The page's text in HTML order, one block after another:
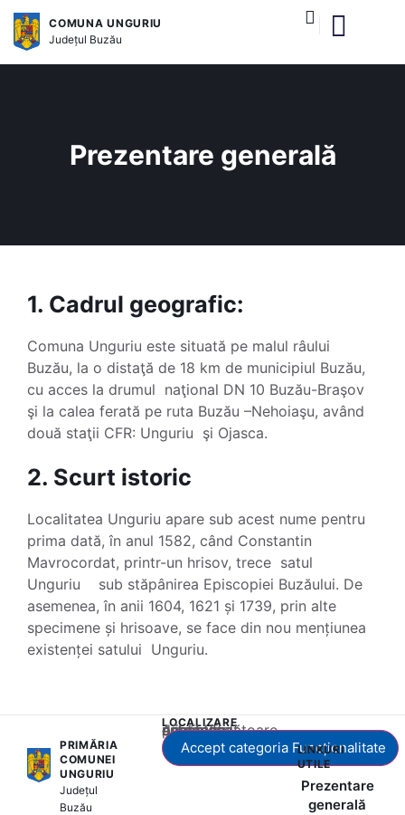
COMUNA UNGURIU
Județul Buzău
Prezentare generală
1. Cadrul geografic:
Comuna Unguriu este situată pe malul râului
Buzău, la o distaţă de 18 km de municipiul Buzău,
cu acces la drumul naţional DN 10 Buzău-Braşov
şi la calea ferată pe ruta Buzău –Nehoiaşu, având
două staţii CFR: Unguriu şi Ojasca.
2. Scurt istoric
Localitatea Unguriu apare sub acest nume pentru
prima dată, în anul 1582, când Constantin
Mavrocordat, printr-un hrisov, trece satul
Unguriu sub stăpânirea Episcopiei Buzăului. De
asemenea, în anii 1604, 1621 și 1739, prin alte
specimene și hrisoave, se face din nou mențiunea
existenței satului Unguriu.
PRIMĂRIA
COMUNEI
UNGURIU
Județul
Buzău
LOCALIZARE
Acest conținut este blocat până când acceptați categoria corespunzătoare de cookie-uri.
Accept categoria Funcționalitate
LINKURI
UTILE
Prezentare
generală